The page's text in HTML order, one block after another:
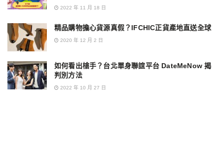
2022 年 11 月 18 日
精品購物擔心貨源真假？IFCHIC正貨產地直送全球
2020 年 12 月 2 日
如何看出槍手？台北單身聯誼平台 DateMeNow 揭
判別方法
2022 年 10 月 27 日